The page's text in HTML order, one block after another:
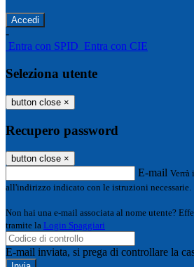
-
Entra con SPID Entra con CIE
Seleziona utente
button close ×
Recupero password
button close ×
E-mail Verrà
all'indirizzo indicato con le istruzioni necessarie.
Non hai una e-mail associata al nome utente?
tramite la Login Spaggiari
E-mail inviata, si prega di controllare la